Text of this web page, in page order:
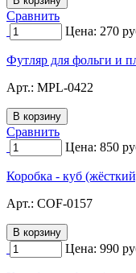
Сравнить
Цена: 270
Футляр для фольги и
Арт.: MPL-0422
Сравнить
Цена: 850
Коробка - куб
Арт.: COF-0157
Цена: 990